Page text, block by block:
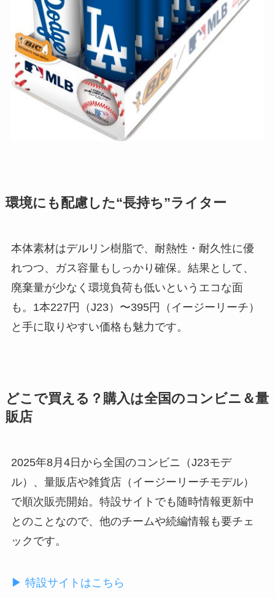
環境にも配慮した“長持ち”ライター
本体素材はデルリン樹脂で、耐熱性・耐久性に優
れつつ、ガス容量もしっかり確保。結果として、
廃棄量が少なく環境負荷も低いというエコな面
も。1本227円（J23）〜395円（イージーリーチ）
と手に取りやすい価格も魅力です。
どこで買える？購入は全国のコンビニ＆量
販店
2025年8月4日から全国のコンビニ（J23モデ
ル）、量販店や雑貨店（イージーリーチモデル）
で順次販売開始。特設サイトでも随時情報更新中
とのことなので、他のチームや続編情報も要チェ
ックです。
▶ 特設サイトはこちら